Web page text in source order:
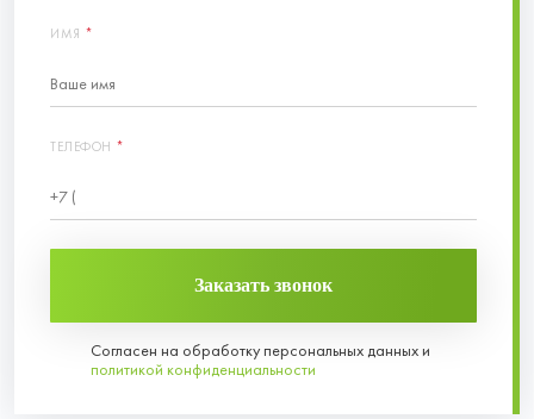
ИМЯ *
ТЕЛЕФОН *
Заказать звонок
Согласен на обработку персональных данных и
политикой конфиденциальности